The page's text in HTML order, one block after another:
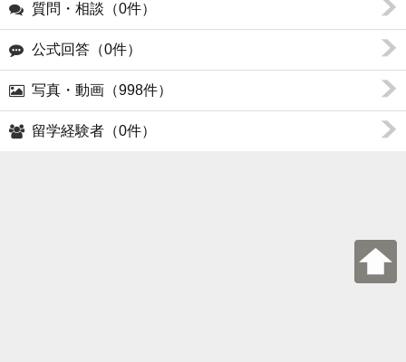
質問・相談（0件）
公式回答（0件）
写真・動画（998件）
留学経験者（0件）